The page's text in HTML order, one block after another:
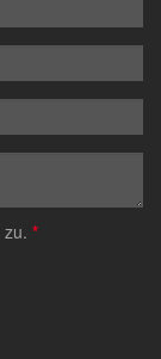
zu. *